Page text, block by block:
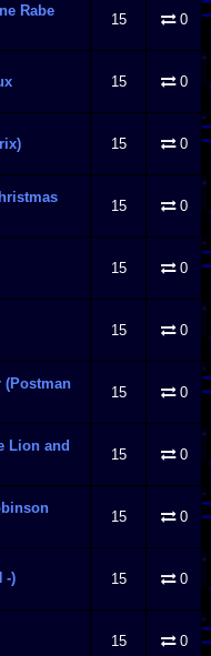
Rabe
15 0
15 0
15 0
15 0
15 0
15 0
(Postman
15 0
Lion and
15 0
15 0
-) 15 0
15 0